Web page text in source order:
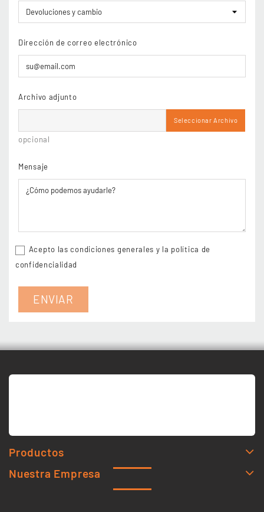
Dirección de correo electrónico
Archivo adjunto
Seleccionar Archivo
opcional
Mensaje
Acepto las condiciones generales y la política de
confidencialidad
Productos
Nuestra Empresa